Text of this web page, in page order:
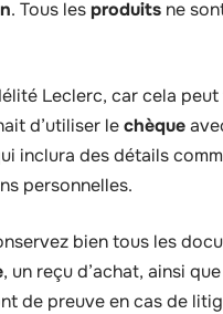
. Tous lesproduits ne
Leclerc, car cela
d’utiliser lechèque
inclura des détails
personnelles.
bien tous les
, un reçu d’achat, ainsi
de preuve en cas de